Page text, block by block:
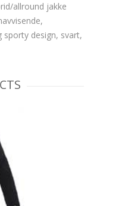
allround jakke
design, svart,